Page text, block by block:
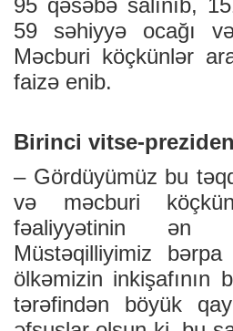
95 qəsəbə salınıb,
59 səhiyyə ocağı
Məcburi köçkünlər
faizə enib.
Birinci vitse-
– Gördüyümüz bu
və məcburi
fəaliyyətinin ən
Müstəqilliyimiz
ölkəmizin inkişafının
tərəfindən böyük